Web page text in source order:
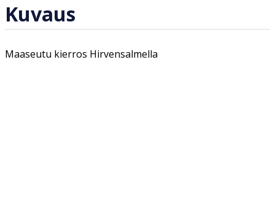
Kuvaus
Maaseutu kierros Hirvensalmella